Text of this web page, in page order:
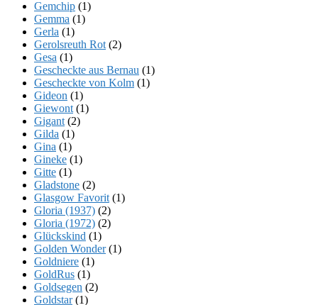
Gemchip (1)
Gemma (1)
Gerla (1)
Gerolsreuth Rot (2)
Gesa (1)
Gescheckte aus Bernau (1)
Gescheckte von Kolm (1)
Gideon (1)
Giewont (1)
Gigant (2)
Gilda (1)
Gina (1)
Gineke (1)
Gitte (1)
Gladstone (2)
Glasgow Favorit (1)
Gloria (1937) (2)
Gloria (1972) (2)
Glückskind (1)
Golden Wonder(1)
Goldniere (1)
GoldRus (1)
Goldsegen (2)
Goldstar(1)